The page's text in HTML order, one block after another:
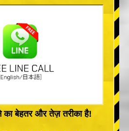
बेहतर और तेज़ तरीका है!